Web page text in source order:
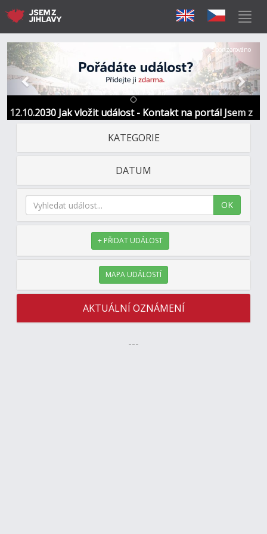
12.10.2030 Jak vložit událost - Kontakt na portál Jsem z
Jihlavy
Předchozí Další
Sponzorováno
KATEGORIE
DATUM
OK
+ PŘIDAT UDÁLOST
MAPA UDÁLOSTÍ
AKTUÁLNÍ OZNÁMENÍ
---